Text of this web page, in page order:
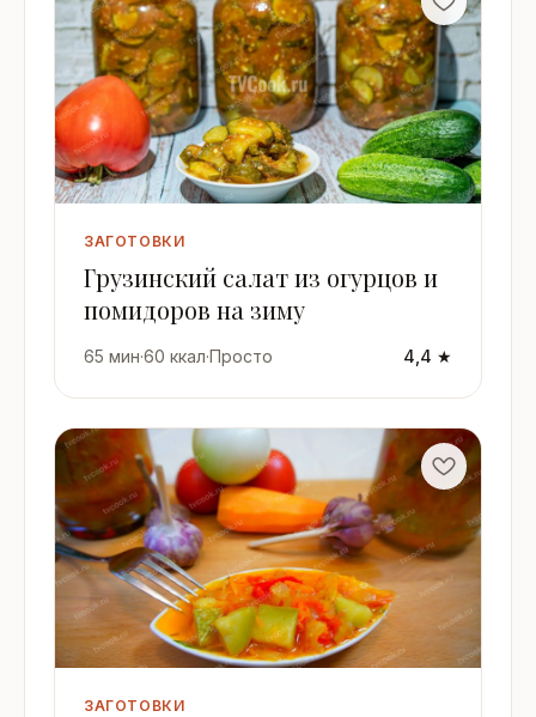
ЗАГОТОВКИ
Грузинский салат из огурцов и
помидоров на зиму
65 мин·60 ккал·Просто 4,4 ★
ЗАГОТОВКИ